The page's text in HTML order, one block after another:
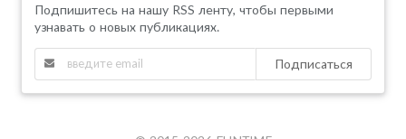
Подпишитесь на нашу RSS ленту, чтобы первыми
узнавать о новых публикациях.
Подписаться